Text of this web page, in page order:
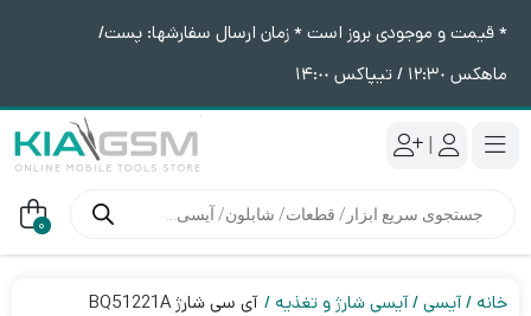
* قیمت و موجودی بروز است * زمان ارسال سفارشها: پست/
ماهکس ١٢:٣٠ / تیپاکس ١۴:٠٠
|
محصولات 0
خانه آیسی آیسی شارژ و تغذیه آی سی شارژ BQ51221A